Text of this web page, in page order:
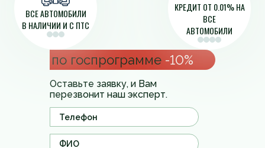
по госпрограмме -10%
Оставьте заявку, и Вам
перезвонит наш эксперт.
ВСЕ АВТОМОБИЛИ
В НАЛИЧИИ И С ПТС
КРЕДИТ ОТ 0.01% НА
ВСЕ
АВТОМОБИЛИ